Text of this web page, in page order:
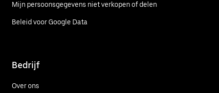
Mijn persoonsgegevens niet verkopen of delen
Beleid voor Google Data
Bedrijf
Over ons